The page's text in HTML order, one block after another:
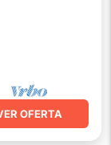
OFERTA